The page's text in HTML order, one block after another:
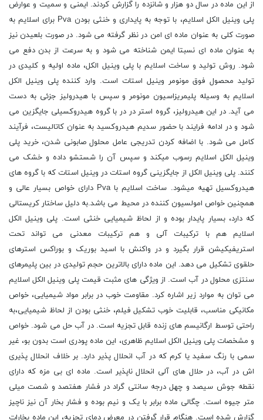
از این ماده در سال دو هزار و شانزده را گزارش کردند. ایمنی و سمیت و عوارض
پلی وینیل الکل اسلایم، با توجه به پایداری و خنثی بودن Pva برای اسلایم به
صورت کلی به عنوان ماده ای امن در نظر گرفته می شود. در صورت بلعیدن نیز
به عنوان ماده ای نسبتا ایمن شناخته می شود و به سرعت از بدن دفع می
شود. روش تولید و ساخت اسلایم با پلی وینیل الکل، ماده اولیه و کلیدی در
تولید محصول فوق مونومر وینیل استات است. وارد کننده پلی وینیل الکل
اسلایم به وسیله پلیمریزاسیون مونومر و سپس با هیدرولیز جزئی به دست
می آید. در این هیدرولیز، گروه استر در در با گروه هیدروکسیلی جایگزین می
شود و در ادامه فرایند با حضور سدیم هیدروکسید به عنوان کاتالیست، فرآیند
کامل می شود. با اضافه کردن تدریجی عامل محلول صابونی شدن، خرید پلی
وینیل الکل اسلایم رسوب میکند و سپس آن را شستشو داده و خشک می
کنند. پلی وینیل الکل از جایگزینی گروه استات در وینیل استات که با گروه های
هیدروکسیل تهیه میشود. ساخت اسلایم با Pva دارای خواص بسیار عالی و
همچنین خواص امولسیون کننده در محیط می باشد.به دلیل ساختار کریستالی
که دارد، بسیار پایدار بوده و از لحاظ شیمیایی خنثی است. پلی وینیل الکل
اسلایم هم با ترکیبات آلی و هم ترکیبات معدنی می تواند تحت
استریفیکیشن قرار بگیرد و در واکنش با اسید بوریک و بوراکس استرهای
حلقوی تشکیل می دهد. این ماده دارای بالاترین حجم تولیدی در بین پلیمرهای
سنتزی محلول در آب است. از ویژگی های مثبت قیمت پلی وینیل الکل اسلایم
می توان به موارد زیر اشاره کرد. مقاومت خوب در برابر مواد شیمیایی، خواص
مکانیکی مناسب، قابلیت خوب تشکیل فیلم، خنثی بودن از لحاظ شیمیایی،به
راحتی توسط ارگانیسم های زنده قابل تجزیه است. در آب حل می شود. خواص
و مشخصات پلی وینیل الکل اسلایم ظاهری، این ماده پودری است بدون بو، غیر
سمی با رنگ سفید یا کرم که در آب انحلال پذیر دارد. بر خلاف انحلال پذیری
اش در آب، در حلال های آلی انحلال ناپذیر است. ماده ای بی مزه که دارای
نقطه جوش سیصد و چهل درجه سانتی گراد در فشار هفتصد و شصت میلی
متر جیوه است. چگالی ماده برابر با یک و نیم بوده و فشار بخار آن نیز ناچیز
گزارش شده است. هنگام قرار گرفتن در معرض دمای تجزیه، این ماده بخارات